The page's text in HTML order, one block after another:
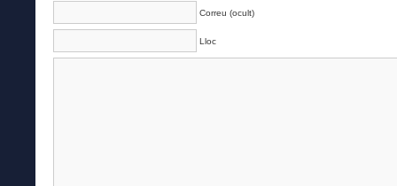
Correu (ocult)
Lloc